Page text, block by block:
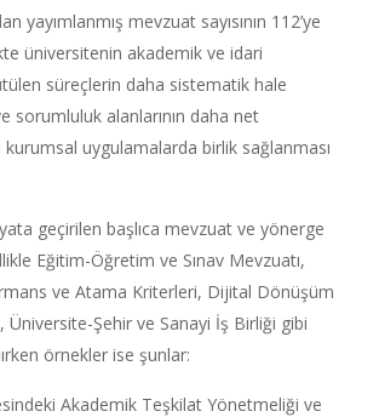
yayımlanmış mevzuat sayısının 112’ye
üniversitenin akademik ve idari
süreçlerin daha sistematik hale
sorumluluk alanlarının daha net
kurumsal uygulamalarda birlik sağlanması
geçirilen başlıca mevzuat ve yönerge
Eğitim-Öğretim ve Sınav Mevzuatı,
ve Atama Kriterleri, Dijital Dönüşüm
Üniversite-Şehir ve Sanayi İş Birliği gibi
örnekler ise şunlar:
Akademik Teşkilat Yönetmeliği ve